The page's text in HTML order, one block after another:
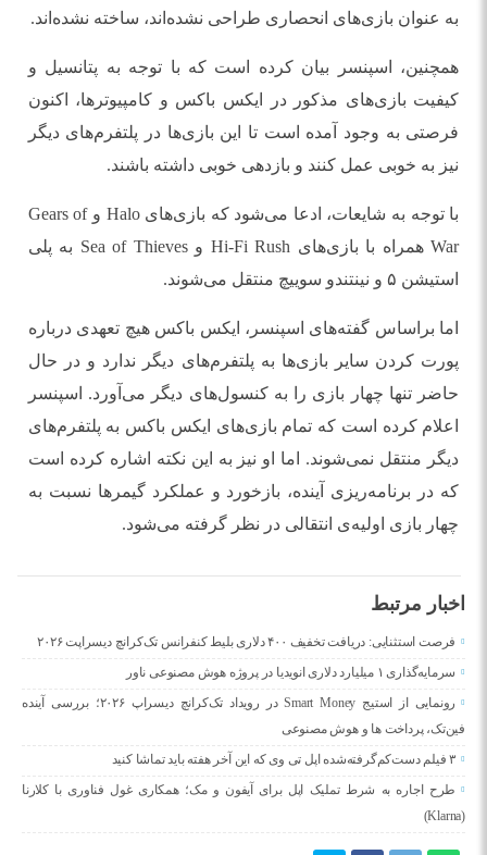
به عنوان بازی‌های انحصاری طراحی نشده‌اند، ساخته نشده‌اند.
همچنین، اسپنسر بیان کرده است که با توجه به پتانسیل و
کیفیت بازی‌های مذکور در ایکس باکس و کامپیوترها، اکنون
فرصتی به وجود آمده است تا این بازی‌ها در پلتفرم‌های دیگر
نیز به خوبی عمل کنند و بازدهی خوبی داشته باشند.
با توجه به شایعات، ادعا می‌شود که بازی‌های Halo و Gears of
War همراه با بازی‌های Hi-Fi Rush و Sea of Thieves به پلی
استیشن ۵ و نینتندو سوییچ منتقل می‌شوند.
اما براساس گفته‌های اسپنسر، ایکس باکس هیچ تعهدی درباره
پورت کردن سایر بازی‌ها به پلتفرم‌های دیگر ندارد و در حال
حاضر تنها چهار بازی را به کنسول‌های دیگر می‌آورد. اسپنسر
اعلام کرده است که تمام بازی‌های ایکس باکس به پلتفرم‌های
دیگر منتقل نمی‌شوند. اما او نیز به این نکته اشاره کرده است
که در برنامه‌ریزی آینده، بازخورد و عملکرد گیمرها نسبت به
چهار بازی اولیه‌ی انتقالی در نظر گرفته می‌شود.
اخبار مرتبط
فرصت استثنایی: دریافت تخفیف ۴۰۰ دلاری بلیط کنفرانس تک‌کرانچ دیسراپت ۲۰۲۶
سرمایه‌گذاری ۱ میلیارد دلاری انویدیا در پروژه هوش مصنوعی ناور
رونمایی از استیج Smart Money در رویداد تک‌کرانچ دیسراپ ۲۰۲۶؛ بررسی آینده
فین‌تک، پرداخت‌ ها و هوش مصنوعی
۳ فیلم دست‌کم‌گرفته‌شده اپل تی وی که این آخر هفته باید تماشا کنید
طرح اجاره به شرط تملیک اپل برای آیفون و مک؛ همکاری غول فناوری با کلارنا
(Klarna)